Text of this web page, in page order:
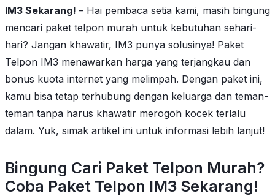
IM3 Sekarang! – Hai pembaca setia kami, masih bingung
mencari paket telpon murah untuk kebutuhan sehari-
hari? Jangan khawatir, IM3 punya solusinya! Paket
Telpon IM3 menawarkan harga yang terjangkau dan
bonus kuota internet yang melimpah. Dengan paket ini,
kamu bisa tetap terhubung dengan keluarga dan teman-
teman tanpa harus khawatir merogoh kocek terlalu
dalam. Yuk, simak artikel ini untuk informasi lebih lanjut!
Bingung Cari Paket Telpon Murah?
Coba Paket Telpon IM3 Sekarang!